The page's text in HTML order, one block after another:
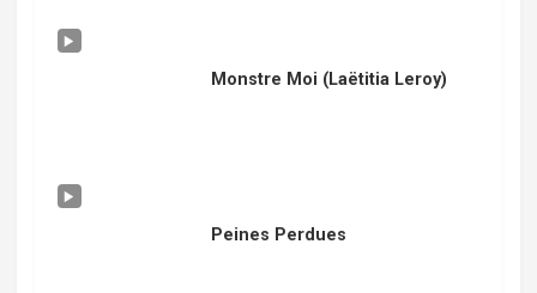
Monstre Moi (Laëtitia Leroy)
Peines Perdues